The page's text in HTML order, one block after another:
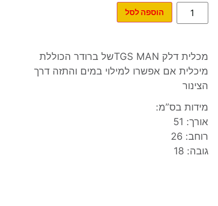
הוספה לסל
מכלית דלק TGS MANשל ברודר הכוללת
מיכלית אם אפשרו למילוי במים והתזה דרך
הצינור
מידות בס”מ:
אורך: 51
רוחב: 26
גובה: 18